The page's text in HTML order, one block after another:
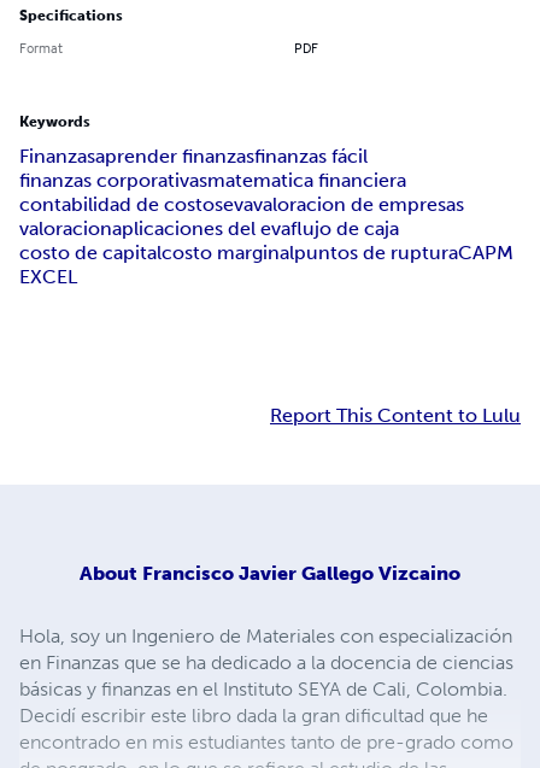
Specifications
Format PDF
Keywords
Finanzasaprender finanzasfinanzas fácil
finanzas corporativasmatematica financiera
contabilidad de costosevavaloracion de empresas
valoracionaplicaciones del evaflujo de caja
costo de capitalcosto marginalpuntos de rupturaCAPM
EXCEL
Report This Content to Lulu
About Francisco Javier Gallego Vizcaino
Hola, soy un Ingeniero de Materiales con especialización
en Finanzas que se ha dedicado a la docencia de ciencias
básicas y finanzas en el Instituto SEYA de Cali, Colombia.
Decidí escribir este libro dada la gran dificultad que he
encontrado en mis estudiantes tanto de pre-grado como